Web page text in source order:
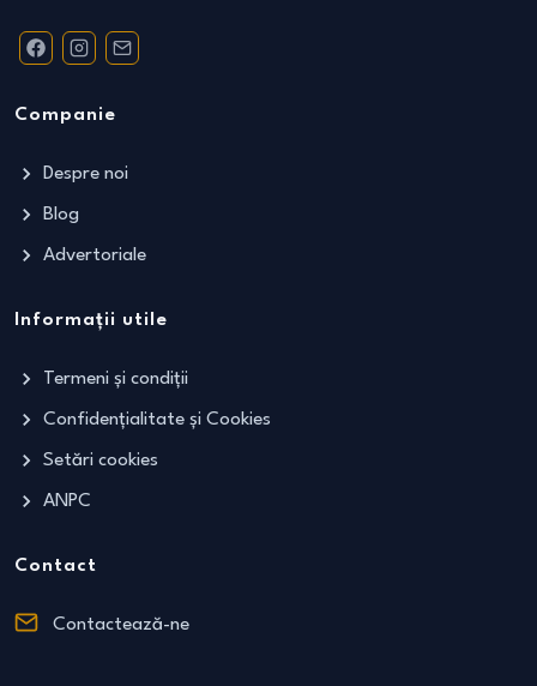
Companie
Despre noi
Blog
Advertoriale
Informații utile
Termeni și condiții
Confidențialitate și Cookies
Setări cookies
ANPC
Contact
Contactează-ne